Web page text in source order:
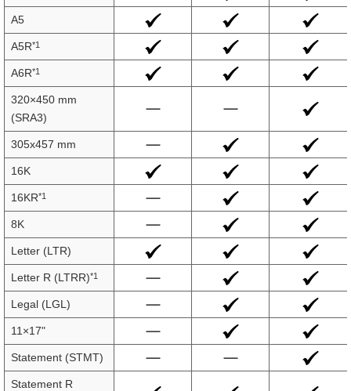
A5
A5R*1
A6R*1
320×450 mm
(SRA3)
305x457 mm
16K
16KR*1
8K
Letter (LTR)
Letter R (LTRR)*1
Legal (LGL)
11×17"
Statement (STMT)
Statement R